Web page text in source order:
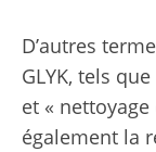
D’autres
GLYK, tels
et «
également la